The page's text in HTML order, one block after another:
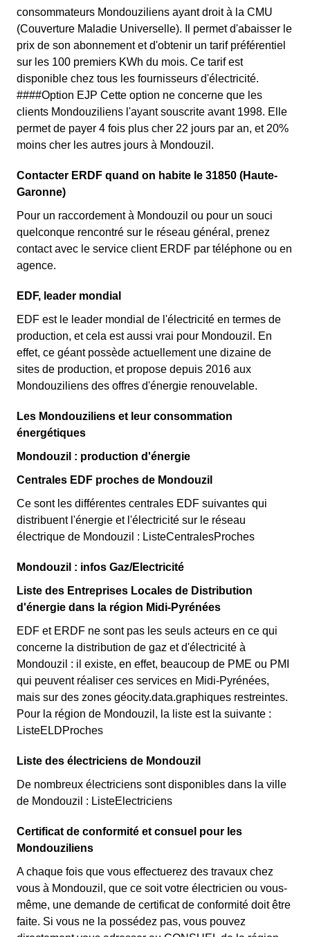
consommateurs Mondouziliens ayant droit à la CMU
(Couverture Maladie Universelle). Il permet d'abaisser le
prix de son abonnement et d'obtenir un tarif préférentiel
sur les 100 premiers KWh du mois. Ce tarif est
disponible chez tous les fournisseurs d'électricité.
####Option EJP Cette option ne concerne que les
clients Mondouziliens l'ayant souscrite avant 1998. Elle
permet de payer 4 fois plus cher 22 jours par an, et 20%
moins cher les autres jours à Mondouzil.
Contacter ERDF quand on habite le 31850 (Haute-
Garonne)
Pour un raccordement à Mondouzil ou pour un souci
quelconque rencontré sur le réseau général, prenez
contact avec le service client ERDF par téléphone ou en
agence.
EDF, leader mondial
EDF est le leader mondial de l'électricité en termes de
production, et cela est aussi vrai pour Mondouzil. En
effet, ce géant possède actuellement une dizaine de
sites de production, et propose depuis 2016 aux
Mondouziliens des offres d'énergie renouvelable.
Les Mondouziliens et leur consommation
énergétiques
Mondouzil : production d'énergie
Centrales EDF proches de Mondouzil
Ce sont les différentes centrales EDF suivantes qui
distribuent l'énergie et l'électricité sur le réseau
électrique de Mondouzil : ListeCentralesProches
Mondouzil : infos Gaz/Electricité
Liste des Entreprises Locales de Distribution
d'énergie dans la région Midi-Pyrénées
EDF et ERDF ne sont pas les seuls acteurs en ce qui
concerne la distribution de gaz et d'électricité à
Mondouzil : il existe, en effet, beaucoup de PME ou PMI
qui peuvent réaliser ces services en Midi-Pyrénées,
mais sur des zones géocity.data.graphiques restreintes.
Pour la région de Mondouzil, la liste est la suivante :
ListeELDProches
Liste des électriciens de Mondouzil
De nombreux électriciens sont disponibles dans la ville
de Mondouzil : ListeElectriciens
Certificat de conformité et consuel pour les
Mondouziliens
A chaque fois que vous effectuerez des travaux chez
vous à Mondouzil, que ce soit votre électricien ou vous-
même, une demande de certificat de conformité doit être
faite. Si vous ne la possédez pas, vous pouvez